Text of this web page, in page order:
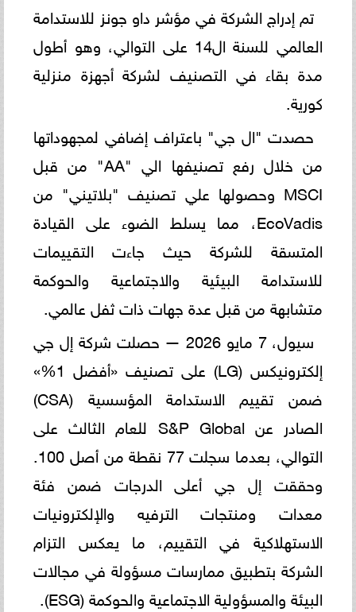
تم إدراج الشركة في مؤشر داو جونز للاستدامة
العالمي للسنة ال14 على التوالي، وهو أطول
مدة بقاء في التصنيف لشركة أجهزة منزلية
كورية.
حصدت "ال جي" باعتراف إضافي لمجهوداتها
من خلال رفع تصنيفها الي "AA" من قبل
MSCI وحصولها علي تصنيف "بلاتيني" من
EcoVadis، مما يسلط الضوء على القيادة
المتسقة للشركة حيث جاءت التقييمات
للاستدامة البيئية والاجتماعية والحوكمة
متشابهة من قبل عدة جهات ذات ثفل عالمي.
سيول، 7 مايو 2026 — حصلت شركة إل جي
إلكترونيكس (LG) على تصنيف «أفضل 1%»
ضمن تقييم الاستدامة المؤسسية (CSA)
الصادر عن S&P Global للعام الثالث على
التوالي، بعدما سجلت 77 نقطة من أصل 100.
وحققت إل جي أعلى الدرجات ضمن فئة
معدات ومنتجات الترفيه والإلكترونيات
الاستهلاكية في التقييم، ما يعكس التزام
الشركة بتطبيق ممارسات مسؤولة في مجالات
البيئة والمسؤولية الاجتماعية والحوكمة (ESG).